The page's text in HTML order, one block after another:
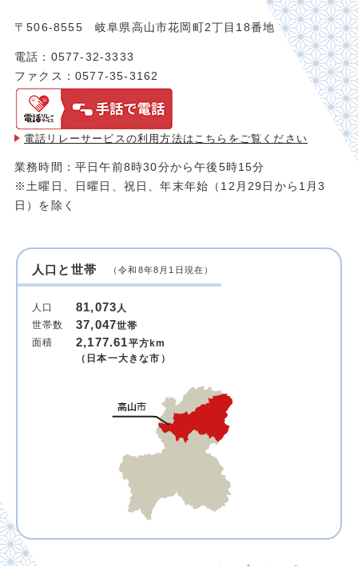
〒506-8555 岐阜県高山市花岡町2丁目18番地
電話：0577-32-3333
ファクス：0577-35-3162
電話リレーサービスの利用方法は こちらをご覧ください
業務時間：平日午前8時30分から午後5時15分
※土曜日、日曜日、祝日、年末年始（12月29日から1月3
日）を除く
人口と世帯 （令和8年8月1日現在）
人口 81,073 人
世帯数
37,047世帯
面積
2,177.61平方km
（日本一大きな市）